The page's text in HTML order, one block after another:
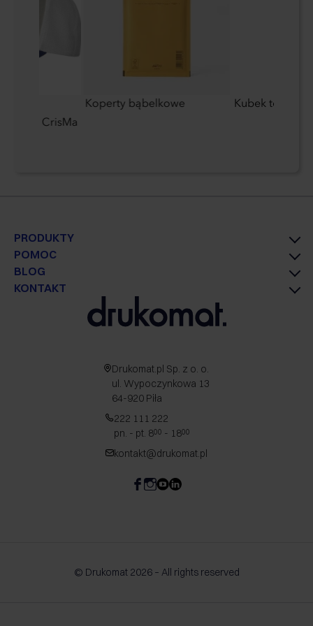
paneli CrisMa
Koperty bąbelkowe Kubek
PRODUKTY
POMOC
BLOG
KONTAKT
Drukomat.pl Sp. z o. o.
ul. Wypoczynkowa 13
64-920 Piła
222 111 222
pn. - pt. 800 - 1800
kontakt@drukomat.pl
© Drukomat 2026 – All rights reserved